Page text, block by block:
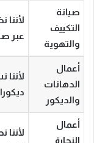
صيانة
التكييف
والتهوية
عبر
أعمال
الدهانات
والديكور
أعمال
النجارة